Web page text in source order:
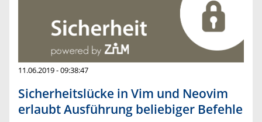
11.06.2019 - 09:38:47
Sicherheitslücke in Vim und Neovim
erlaubt Ausführung beliebiger Befehle